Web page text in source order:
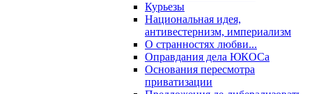
Курьезы
Национальная идея,
антивестернизм, империализм
О странностях любви...
Оправдания дела ЮКОСа
Основания пересмотра
приватизации